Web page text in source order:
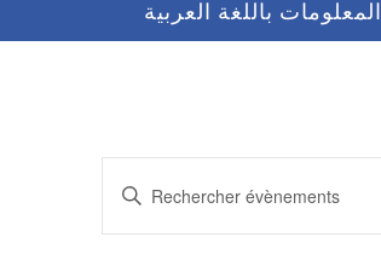
المعلومات باللغة العربية
Recherche
et
Saisir
mot-
clé.